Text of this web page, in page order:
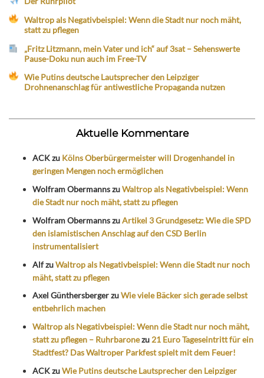
Waltrop als Negativbeispiel: Wenn die Stadt nur noch mäht,
statt zu pflegen
„Fritz Litzmann, mein Vater und ich“ auf 3sat – Sehenswerte
Pause-Doku nun auch im Free-TV
Wie Putins deutsche Lautsprecher den Leipziger
Drohnenanschlag für antiwestliche Propaganda nutzen
Aktuelle Kommentare
ACKzu Kölns Oberbürgermeister will Drogenhandel in
geringen Mengen noch ermöglichen
Wolfram ObermannszuWaltrop als Negativbeispiel: Wenn
die Stadt nur noch mäht, statt zu pflegen
Wolfram ObermannszuArtikel 3 Grundgesetz: Wie die SPD
den islamistischen Anschlag auf den CSD Berlin
instrumentalisiert
AlfzuWaltrop als Negativbeispiel: Wenn die Stadt nur noch
mäht, statt zu pflegen
Axel GünthersbergerzuWie viele Bäcker sich gerade selbst
entbehrlich machen
Waltrop als Negativbeispiel: Wenn die Stadt nur noch mäht,
statt zu pflegen – Ruhrbaronezu 21 Euro Tageseintritt für ein
Stadtfest? Das Waltroper Parkfest spielt mit dem Feuer!
ACKzuWie Putins deutsche Lautsprecher den Leipziger